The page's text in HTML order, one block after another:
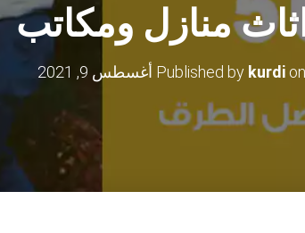
منازل ومكاتب
Published by kurdion أغسطس 9, 2021